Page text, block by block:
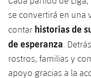
se convertirá en una
contar historias de
de esperanza .
rostros, familias y
apoyo gracias a la